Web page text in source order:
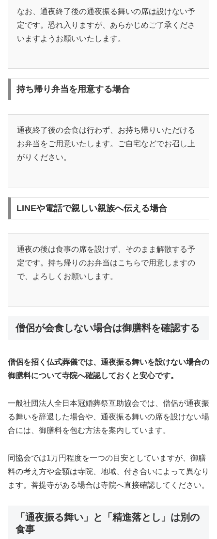
なお、通夜終了後の通夜振る舞いの席は設けない予
定です。恐れ入りますが、あらかじめご了承くださ
いますようお願いいたします。
持ち帰り弁当を用意する場合
通夜終了後の会食は行わず、お持ち帰りいただける
お弁当をご用意いたします。ご自宅などでお召し上
がりください。
LINEや電話で親しい親族へ伝える場合
通夜の後は食事の席を設けず、そのまま解散する予
定です。持ち帰りのお弁当はこちらで用意しますの
で、よろしくお願いします。
僧侶が会食しない場合は御膳料を確認する
僧侶を招く仏式葬儀では、通夜振る舞いを設けない場合の
御膳料について寺院へ確認しておくと安心です。
一般社団法人全日本冠婚葬祭互助協会では、僧侶が通夜振
る舞いを辞退した場合や、通夜振る舞いの席を設けない場
合には、御膳料を包む方法を案内しています。
同協会では1万円程度を一つの目安としていますが、御膳
料の考え方や金額は寺院、地域、付き合いによって異なり
ます。菩提寺がある場合は寺院へ直接確認してください。
「通夜振る舞い」と「精進落とし」は別の
食事